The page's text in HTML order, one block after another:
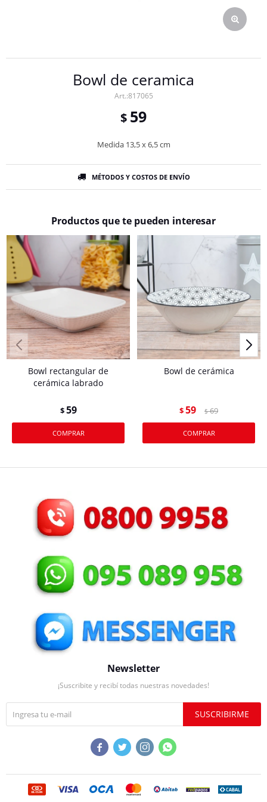
Bowl de ceramica
817065
$ 59
Medida 13,5 x 6,5 cm
MÉTODOS Y COSTOS DE ENVÍO
Productos que te pueden interesar
Bowl rectangular de
cerámica labrado
$59
Bowl de cerámica
$59 $ 69
Newsletter
¡Suscribite y recibí todas nuestras novedades!
SUSCRIBIRME
   